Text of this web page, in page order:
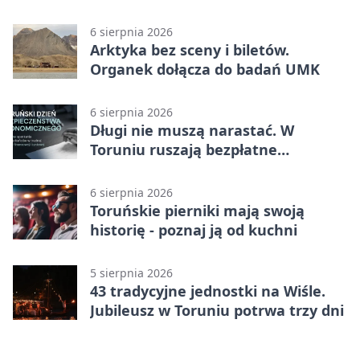
6 sierpnia 2026
Arktyka bez sceny i biletów.
Organek dołącza do badań UMK
6 sierpnia 2026
Długi nie muszą narastać. W
Toruniu ruszają bezpłatne
6 sierpnia 2026
Toruńskie pierniki mają swoją
historię - poznaj ją od kuchni
5 sierpnia 2026
43 tradycyjne jednostki na Wiśle.
Jubileusz w Toruniu potrwa trzy dni